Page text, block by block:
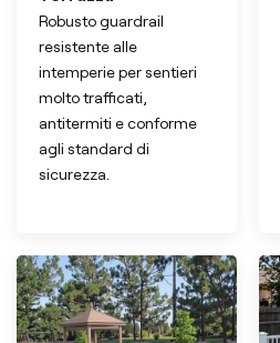
Robusto guardrail
resistente alle
intemperie per sentieri
molto trafficati,
antitermiti e conforme
agli standard di
sicurezza.